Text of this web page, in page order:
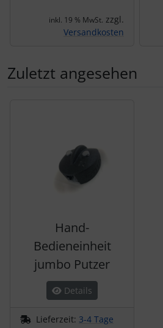
inkl. 19 % MwSt. zzgl.
Versandkosten
Zuletzt angesehen
Hand-
Bedieneinheit
jumbo Putzer
Details
Lieferzeit: 3-4 Tage